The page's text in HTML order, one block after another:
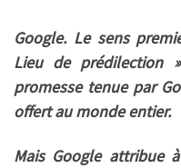
Google. Le sens
Lieu de
promesse tenue par
offert au monde entier.
Mais Google attribue